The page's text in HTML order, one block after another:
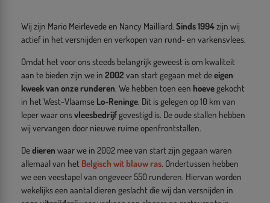
Wij zijn Mario Meirlevede en Nancy Mailliard. Sinds 1994zijn wij
actief in het versnijden en verkopen van rund- en varkensvlees.
Omdat het voor ons steeds belangrijk geweest is om kwaliteit
aan te bieden zijn we in 2002 van start gegaan met deeigen
kweek van onze runderen. We hebben toen een hoevegekocht
in het West-Vlaamse Lo-Reninge. Dit is gelegen op 10 km van
Ieper waar onsvleesbedrijfgevestigd is. De oude stallen hebben
wij vervangen door nieuwe ruime openfrontstallen.
Dedieren waar we in 2002 mee van start zijn gegaan waren
allemaal van het Belgisch wit blauw ras. Ondertussen hebben
we een veestapel van ongeveer 550 runderen. Hiervan worden
wekelijks een aantal dieren geslacht die wij dan versnijden in